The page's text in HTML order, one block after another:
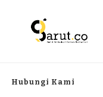
Hubungi Kami